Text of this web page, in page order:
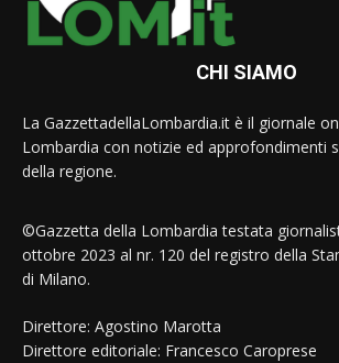
CHI SIAMO
La GazzettadellaLombardia.it è il giornale
Lombardia con notizie ed approfondimenti
della regione.
©Gazzetta della Lombardia testata
ottobre 2023 al nr. 120 del registro della
di Milano.
Direttore: Agostino Marotta
Direttore editoriale: Francesco Caroprese